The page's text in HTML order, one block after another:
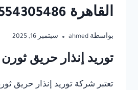
القاهرة 01554305486
بواسطة ahmed سبتمبر 16, 2025
توريد إنذار حريق ثورن
تعتبر شركة توريد إنذار حريق